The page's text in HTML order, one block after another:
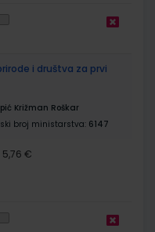
i društva za prvi
Križman Roškar
broj ministarstva: 6147
5,76 €